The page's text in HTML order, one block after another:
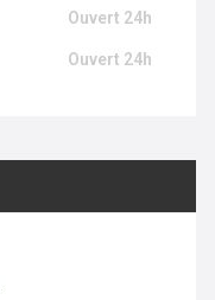
Ouvert 24h
Ouvert 24h